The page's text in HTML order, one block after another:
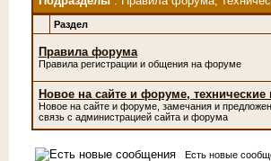
Раздел
Правила форума
Правила регистрации и общения на форуме
Новое на сайте и форуме,
Новое на сайте и форуме, замечания и
связь с администрацией сайта и форума
Есть новые